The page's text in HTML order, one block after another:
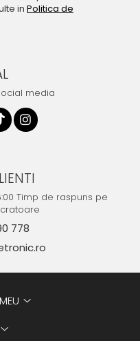
in Politica de
media
Timp de raspuns pe
778